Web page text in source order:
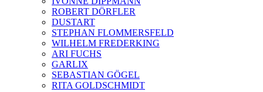
ROBERT DÖRFLER
DUSTART
STEPHAN FLOMMERSFELD
WILHELM FREDERKING
ARI FUCHS
GARLIX
SEBASTIAN GÖGEL
RITA GOLDSCHMIDT